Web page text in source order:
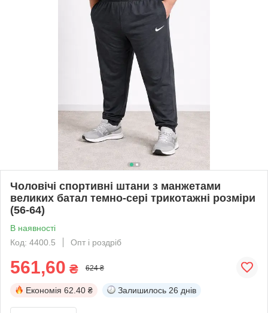
Чоловічі спортивні штани з манжетами
великих батал темно-сері трикотажні розміри
(56-64)
В наявності
Код: 4400.5
Опт і роздріб
561,60 ₴ 624 ₴
Економія 62.40 ₴ Залишилось 26 днів